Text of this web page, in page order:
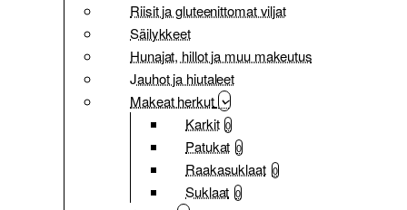
Riisit ja gluteenittomat viljat
Säilykkeet
Hunajat, hillot ja muu makeutus
Jauhot ja hiutaleet
Makeat herkut
Karkit 0
Patukat 0
Raakasuklaat 0
Suklaat 0